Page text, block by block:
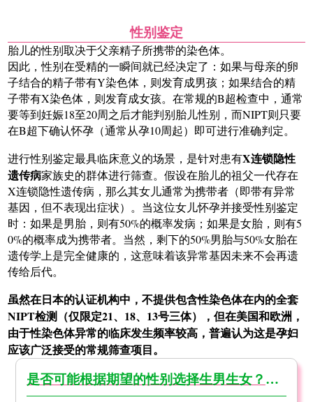
性别鉴定
胎儿的性别取决于父亲精子所携带的染色体。
因此，性别在受精的一瞬间就已经决定了：如果与母亲的卵
子结合的精子带有Y染色体，则发育成男孩；如果结合的精
子带有X染色体，则发育成女孩。在常规的B超检查中，通常
要等到妊娠18至20周之后才能判别胎儿性别，而NIPT则只要
在B超下确认怀孕（通常从孕10周起）即可进行准确判定。
进行性别鉴定最具临床意义的场景，是针对患有X连锁隐性
遗传病家族史的群体进行筛查。假设在胎儿的祖父一代存在
X连锁隐性遗传病，那么其女儿通常为携带者（即带有异常
基因，但不表现出症状）。当这位女儿怀孕并接受性别鉴定
时：如果是男胎，则有50%的概率发病；如果是女胎，则有5
0%的概率成为携带者。当然，剩下的50%男胎与50%女胎在
遗传学上是完全健康的，这意味着该异常基因未来不会再遗
传给后代。
虽然在日本的认证机构中，不提供包含性染色体在内的全套
NIPT检测（仅限定21、18、13号三体），但在美国和欧洲，
由于性染色体异常的临床发生频率较高，普遍认为这是孕妇
应该广泛接受的常规筛查项目。
是否可能根据期望的性别选择生男生女？【医生监修】